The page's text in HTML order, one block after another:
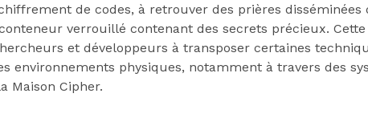
de codes, à retrouver des prières disséminées
verrouillé contenant des secrets précieux.
et développeurs à transposer certaines
environnements physiques, notamment à travers des
Maison Cipher.